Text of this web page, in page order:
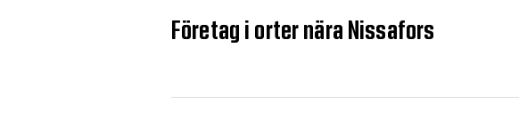
Företag i orter nära Nissafors